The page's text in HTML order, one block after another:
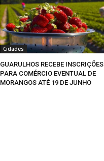
Cidades
GUARULHOS RECEBE INSCRIÇÕES
PARA COMÉRCIO EVENTUAL DE
MORANGOS ATÉ 19 DE JUNHO